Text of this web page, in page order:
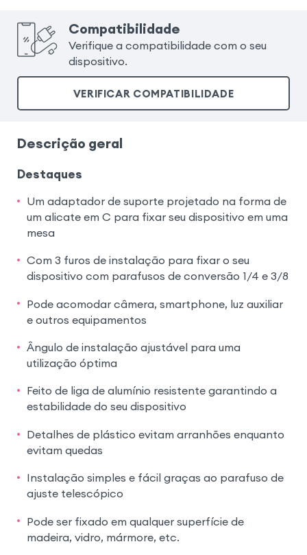
Compatibilidade
Verifique a compatibilidade com o seu
dispositivo.
VERIFICAR COMPATIBILIDADE
Descrição geral
Destaques
Um adaptador de suporte projetado na forma de
um alicate em C para fixar seu dispositivo em uma
mesa
Com 3 furos de instalação para fixar o seu
dispositivo com parafusos de conversão 1/4 e 3/8
Pode acomodar câmera, smartphone, luz auxiliar
e outros equipamentos
Ângulo de instalação ajustável para uma
utilização óptima
Feito de liga de alumínio resistente garantindo a
estabilidade do seu dispositivo
Detalhes de plástico evitam arranhões enquanto
evitam quedas
Instalação simples e fácil graças ao parafuso de
ajuste telescópico
Pode ser fixado em qualquer superfície de
madeira, vidro, mármore, etc.